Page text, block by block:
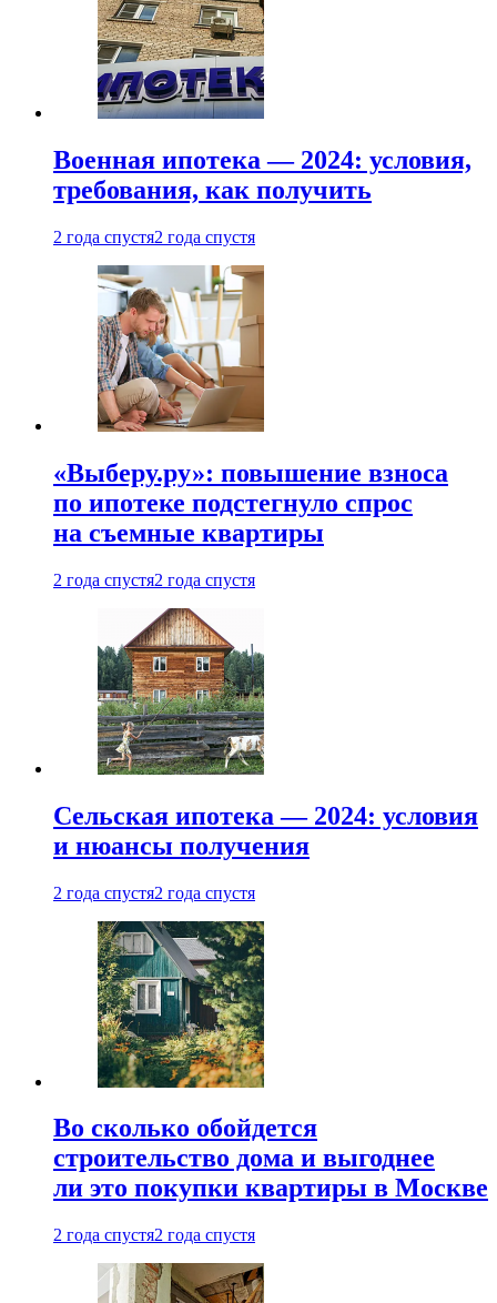
Военная ипотека — 2024: условия,
требования, как получить
2 года спустя2 года спустя
«Выберу.ру»: повышение взноса
по ипотеке подстегнуло спрос
на съемные квартиры
2 года спустя2 года спустя
Сельская ипотека — 2024: условия
и нюансы получения
2 года спустя2 года спустя
Во сколько обойдется
строительство дома и выгоднее
ли это покупки квартиры в Москве
2 года спустя2 года спустя